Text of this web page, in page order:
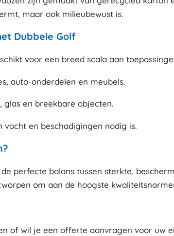
maar ook milieubewust is.
Dubbele Golf
voor een breed scala aan
auto-onderdelen en meubels.
glas en breekbare objecten.
en beschadigingen nodig is.
perfecte balans tussen sterkte,
om aan de hoogste
of wil je een offerte aanvragen voor uw